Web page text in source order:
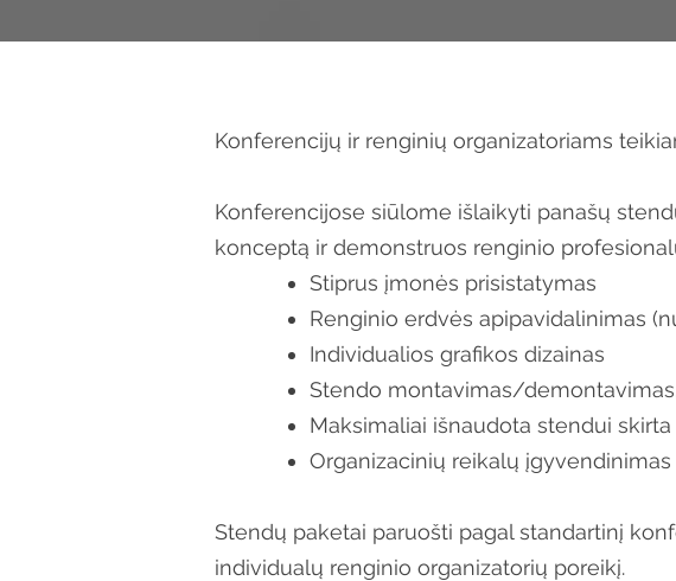
Konferencijų ir renginių organizatoriams
Konferencijose siūlome išlaikyti panašų
konceptą ir demonstruos renginio
Stiprus įmonės prisistatymas
Renginio erdvės apipavidalinimas
Individualios grafikos dizainas
Stendo montavimas/
Maksimaliai išnaudota stendui
Organizacinių reikalų
Stendų paketai paruošti pagal standartinį
individualų renginio organizatorių poreikį.